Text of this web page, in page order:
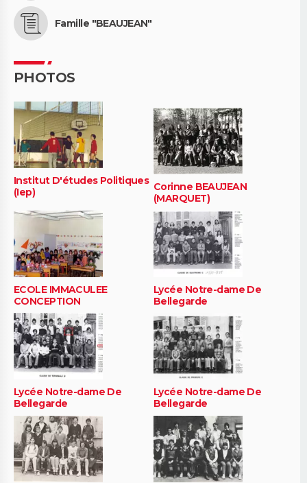
Famille "BEAUJEAN"
PHOTOS
Institut D'études Politiques
(Iep)
Corinne BEAUJEAN
(MARQUET)
ECOLE IMMACULEE
CONCEPTION
Lycée Notre-dame De
Bellegarde
Lycée Notre-dame De
Bellegarde
Lycée Notre-dame De
Bellegarde